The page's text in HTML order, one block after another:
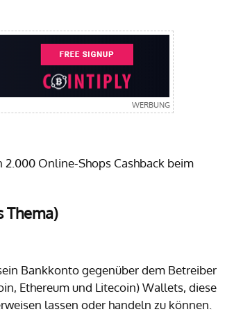
2.000 Online-Shops Cashback beim
Thema)
Bankkonto gegenüber dem Betreiber
Ethereum und Litecoin) Wallets, diese
lassen oder handeln zu können.